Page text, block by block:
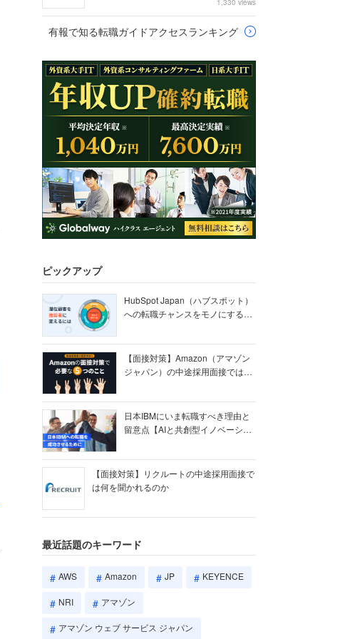
1,330 views
有報で知る転職ガイドアクセスランキング
ピックアップ
HubSpot Japan（ハブスポット）
への転職チャンスをモノにする
【面接対策】Amazon（アマゾン
ジャパン）の中途採用面接では何
日本IBMにいま転職すべき理由と
留意点【AIと共創型イノベーショ
【面接対策】リクルートの中途採用面接で
は何を聞かれるのか
最近話題のキーワード
AWS Amazon JP KEYENCE
NRI アマゾン
アマゾン ウェブ サービス ジャパン